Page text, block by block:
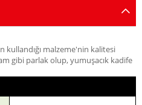
kullandığı malzeme'nin kalitesi
gibi parlak olup, yumuşacık kadife